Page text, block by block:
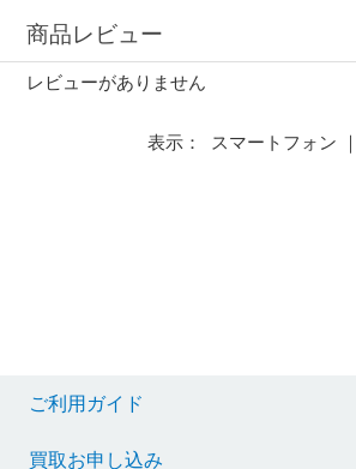
商品レビュー
レビューがありません
表示： スマートフォン ｜
ご利用ガイド
買取お申し込み